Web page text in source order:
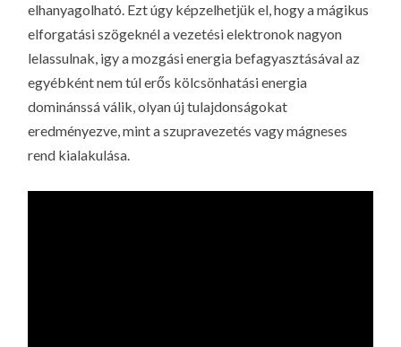
elhanyagolható. Ezt úgy képzelhetjük el, hogy a mágikus
elforgatási szögeknél a vezetési elektronok nagyon
lelassulnak, igy a mozgási energia befagyasztásával az
egyébként nem túl erős kölcsönhatási energia
dominánssá válik, olyan új tulajdonságokat
eredményezve, mint a szupravezetés vagy mágneses
rend kialakulása.